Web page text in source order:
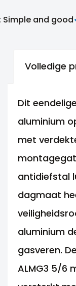
and good
Volledige
Dit
aluminium
met
antidiefstal
dagmaat
aluminium
gasveren.
ALMG3 5/6